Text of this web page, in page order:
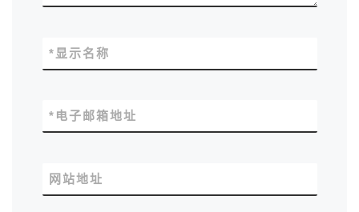
显示名称
*
电子邮箱地址
*
网站地址